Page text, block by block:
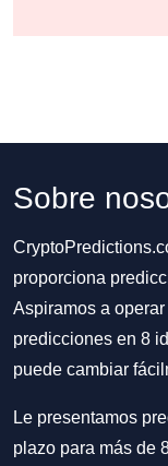
Sobre
proporciona
Aspiramos a
predicciones en 8
puede cambiar
Le presentamos
plazo para más de